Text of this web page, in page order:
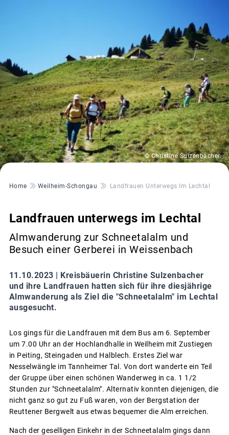
© Christine Sulzenbacher
Pfadnavigation
Home Weilheim-Schongau Landfrauen Unterwegs Im Lechtal
Landfrauen unterwegs im Lechtal
Almwanderung zur Schneetalalm und
Besuch einer Gerberei in Weissenbach
11.10.2023 | Kreisbäuerin Christine Sulzenbacher
und ihre Landfrauen hatten sich für ihre diesjährige
Almwanderung als Ziel die "Schneetalalm" im Lechtal
ausgesucht.
Los gings für die Landfrauen mit dem Bus am 6. September
um 7.00 Uhr an der Hochlandhalle in Weilheim mit Zustiegen
in Peiting, Steingaden und Halblech. Erstes Ziel war
Nesselwängle im Tannheimer Tal. Von dort wanderte ein Teil
der Gruppe über einen schönen Wanderweg in ca. 1 1/2
Stunden zur "Schneetalalm". Alternativ konnten diejenigen, die
nicht ganz so gut zu Fuß waren, von der Bergstation der
Reuttener Bergwelt aus etwas bequemer die Alm erreichen.
Nach der geselligen Einkehr in der Schneetalalm gings dann